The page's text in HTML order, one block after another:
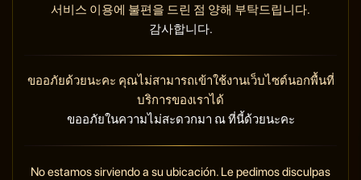
서비스 이용에 불편을 드린 점 양해 부탁드립니다.
감사합니다.
ขออภัยด้วยนะคะ คุณไม่สามารถเข้าใช้งานเว็บไซต์นอกพื้นที่
บริการของเราได้
ขออภัยในความไม่สะดวกมา ณ ที่นี้ด้วยนะคะ
No estamos sirviendo a su ubicación. Le pedimos disculpas